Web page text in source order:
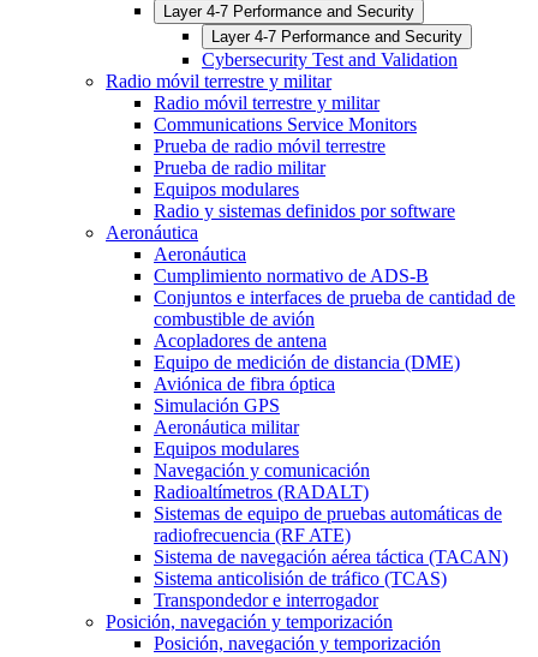
Layer 4-7 Performance and Security
Layer 4-7 Performance and Security
Cybersecurity Test and Validation
Radio móvil terrestre y militar
Radio móvil terrestre y militar
Communications Service Monitors
Prueba de radio móvil terrestre
Prueba de radio militar
Equipos modulares
Radio y sistemas definidos por software
Aeronáutica
Aeronáutica
Cumplimiento normativo de ADS-B
Conjuntos e interfaces de prueba de cantidad de
combustible de avión
Acopladores de antena
Equipo de medición de distancia (DME)
Aviónica de fibra óptica
Simulación GPS
Aeronáutica militar
Equipos modulares
Navegación y comunicación
Radioaltímetros (RADALT)
Sistemas de equipo de pruebas automáticas de
radiofrecuencia (RF ATE)
Sistema de navegación aérea táctica (TACAN)
Sistema anticolisión de tráfico (TCAS)
Transpondedor e interrogador
Posición, navegación y temporización
Posición, navegación y temporización